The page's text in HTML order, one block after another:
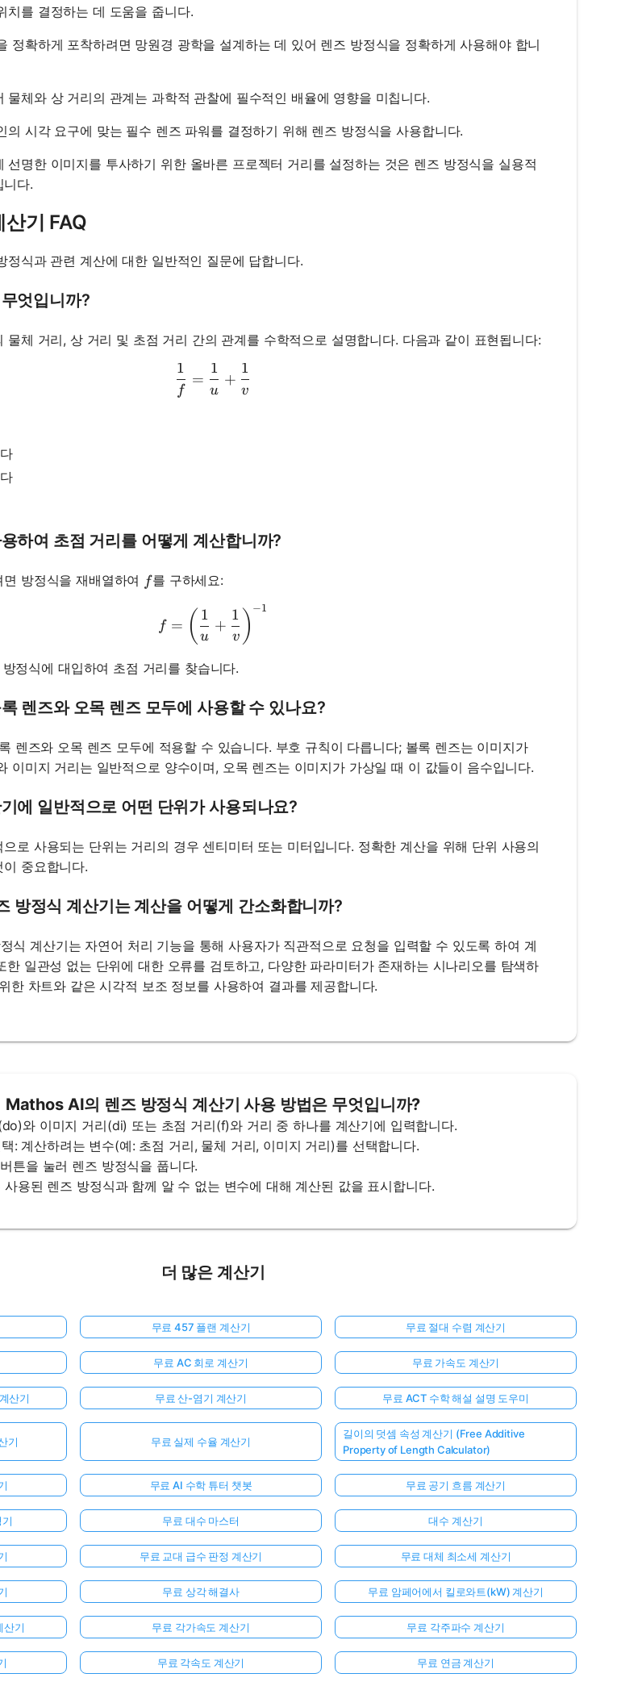
치를 결정하는 데 도움을 줍니다.
정확하게 포착하려면 망원경 광학을 설계하는 데 있어 렌즈 방정식을 정확하게 사용해야 합니
물체와 상 거리의 관계는 과학적 관찰에 필수적인 배율에 영향을 미칩니다.
의 시각 요구에 맞는 필수 렌즈 파워를 결정하기 위해 렌즈 방정식을 사용합니다.
선명한 이미지를 투사하기 위한 올바른 프로젝터 거리를 설정하는 것은 렌즈 방정식을 실용적
니다.
기 FAQ
정식과 관련 계산에 대한 일반적인 질문에 답합니다.
엇입니까?
물체 거리, 상 거리 및 초점 거리 간의 관계를 수학적으로 설명합니다. 다음과 같이 표현됩니다:
\frac{1}{f} = \frac{1}{u} + \frac{1}{v}
f
1
=
u
1
+
v
1
하여 초점 거리를 어떻게 계산합니까?
방정식을 재배열하여 ff를 구하세요:
f = \left( \frac{1}{u} + \frac{1}{v} \right)^{-1}
f = ( u
1
+
v
1 ) −1
정식에 대입하여 초점 거리를 찾습니다.
렌즈와 오목 렌즈 모두에 사용할 수 있나요?
렌즈와 오목 렌즈 모두에 적용할 수 있습니다. 부호 규칙이 다릅니다; 볼록 렌즈는 이미지가
이미지 거리는 일반적으로 양수이며, 오목 렌즈는 이미지가 가상일 때 이 값들이 음수입니다.
에 일반적으로 어떤 단위가 사용되나요?
로 사용되는 단위는 거리의 경우 센티미터 또는 미터입니다. 정확한 계산을 위해 단위 사용의
중요합니다.
방정식 계산기는 계산을 어떻게 간소화합니까?
식 계산기는 자연어 처리 기능을 통해 사용자가 직관적으로 요청을 입력할 수 있도록 하여 계
한 일관성 없는 단위에 대한 오류를 검토하고, 다양한 파라미터가 존재하는 시나리오를 탐색하
한 차트와 같은 시각적 보조 정보를 사용하여 결과를 제공합니다.
Mathos AI의 렌즈 방정식 계산기 사용 방법은 무엇입니까?
와 이미지 거리(di) 또는 초점 거리(f)와 거리 중 하나를 계산기에 입력합니다.
: 계산하려는 변수(예: 초점 거리, 물체 거리, 이미지 거리)를 선택합니다.
튼을 눌러 렌즈 방정식을 풉니다.
용된 렌즈 방정식과 함께 알 수 없는 변수에 대해 계산된 값을 표시합니다.
더 많은 계산기
무료 457 플랜 계산기 무료 절대 수렴 계산기
무료 AC 회로 계산기 무료 가속도 계산기
산기 무료 산-염기 계산기 무료 ACT 수학 해설 설명 도우미
기 무료 실제 수율 계산기
길이의 덧셈 속성 계산기 (Free Additive
Property of Length Calculator)
무료 AI 수학 튜터 챗봇 무료 공기 흐름 계산기
무료 대수 마스터 대수 계산기
무료 교대 급수 판정 계산기 무료 대체 최소세 계산기
무료 상각 해결사 무료 암페어에서 킬로와트(kW) 계산기
산기 무료 각가속도 계산기 무료 각주파수 계산기
무료 각속도 계산기 무료 연금 계산기